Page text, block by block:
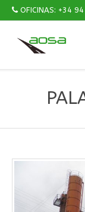
OFICINAS: +34